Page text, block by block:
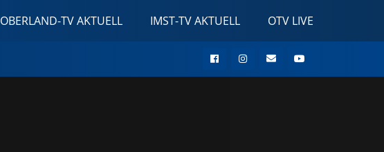
OBERLAND-TV AKTUELL IMST-TV AKTUELL OTV LIVE